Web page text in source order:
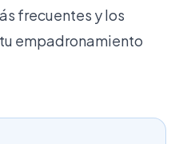
frecuentes y los
empadronamiento